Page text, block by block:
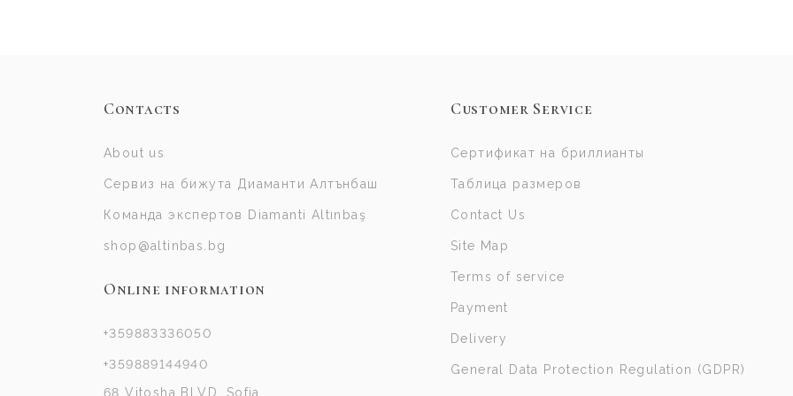
Contacts
About us
Сервиз на бижута Диаманти Алтънбаш
Команда экспертов Diamanti Altınbaş
shop@altinbas.bg
Online information
+359883336050
+359889144940
68 Vitosha BLVD, Sofia
Customer Service
Сертификат на бриллианты
Таблица размеров
Contact Us
Site Map
Terms of service
Payment
Delivery
General Data Protection Regulation (GDPR)